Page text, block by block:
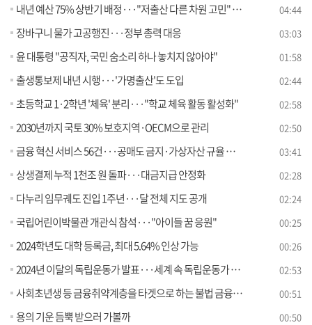
내년 예산 75% 상반기 배정···"저출산 다른 차원 고민" [뉴스의 맥] 04:44
장바구니 물가 고공행진···정부 총력 대응 03:03
윤 대통령 "공직자, 국민 숨소리 하나 놓치지 않아야" 01:58
출생통보제 내년 시행···'가명출산'도 도입 02:44
초등학교 1·2학년 '체육' 분리···"학교 체육 활동 활성화" 02:58
2030년까지 국토 30% 보호지역·OECM으로 관리 02:50
금융 혁신 서비스 56건···공매도 금지·가상자산 규율 강화 03:41
상생결제 누적 1천조 원 돌파···대금지급 안정화 02:28
다누리 임무궤도 진입 1주년···달 전체 지도 공개 02:24
국립어린이박물관 개관식 참석···"아이들 꿈 응원" 00:25
2024학년도 대학 등록금, 최대 5.64% 인상 가능 00:26
2024년 이달의 독립운동가 발표···세계 속 독립운동가 38명 02:53
사회초년생 등 금융취약계층을 타겟으로 하는 불법 금융 사기 조심하세요! 00:51
용의 기운 듬뿍 받으러 가볼까 00:50